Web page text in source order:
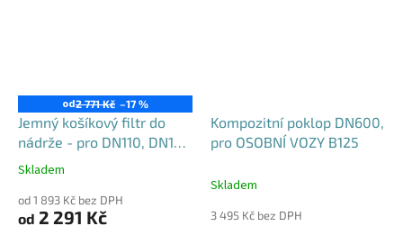
od2 771 Kč –17 %
Jemný košíkový filtr do
nádrže - pro DN110, DN125
i DN160
Průměrné
produktu
Skladem
od 1 893 Kč bez DPH
od 2 291 Kč
Kompozitní poklop DN600,
pro OSOBNÍ VOZY B125
Skladem
3 495 Kč bez DPH